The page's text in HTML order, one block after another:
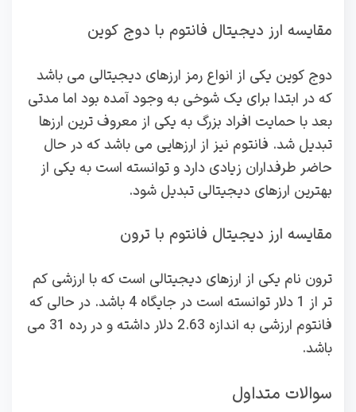
مقایسه ارز دیجیتال فانتوم با دوج کوین
دوج کوین یکی از انواع رمز ارزهای دیجیتالی می باشد
که در ابتدا برای یک شوخی به وجود آمده بود اما مدتی
بعد با حمایت افراد بزرگ به یکی از معروف ترین ارزها
تبدیل شد. فانتوم نیز از ارزهایی می باشد که در حال
حاضر طرفداران زیادی دارد و توانسته است به یکی از
بهترین ارزهای دیجیتالی تبدیل شود.
مقایسه ارز دیجیتال فانتوم با ترون
ترون نام یکی از ارزهای دیجیتالی است که با ارزشی کم
تر از 1 دلار توانسته است در جایگاه 4 باشد. در حالی که
فانتوم ارزشی به اندازه 2.63 دلار داشته و در رده 31 می
باشد.
سوالات متداول